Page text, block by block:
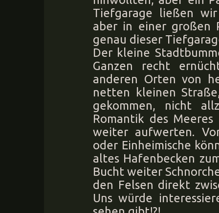
Tiefgarage ließen
aber in einer großen
genau dieser
Der kleine
Ganzen recht
anderen Orten von
netten kleinen
gekommen, nicht
Romantik des
weiter aufwerten.
oder Einheimische
altes Hafenbecken
Bucht weiter
den Felsen direkt
Uns würde